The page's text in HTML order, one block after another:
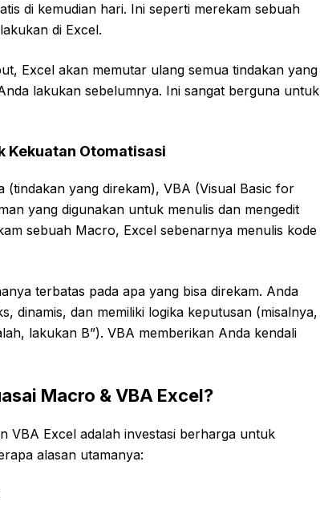
di kemudian hari. Ini seperti merekam sebuah
di Excel.
Excel akan memutar ulang semua tindakan yang
lakukan sebelumnya. Ini sangat berguna untuk
Kekuatan Otomatisasi
(tindakan yang direkam), VBA (Visual Basic for
yang digunakan untuk menulis dan mengedit
sebuah Macro, Excel sebenarnya menulis kode
terbatas pada apa yang bisa direkam. Anda
dinamis, dan memiliki logika keputusan (misalnya,
lakukan B”). VBA memberikan Anda kendali
Macro & VBA Excel?
VBA Excel adalah investasi berharga untuk
alasan utamanya: